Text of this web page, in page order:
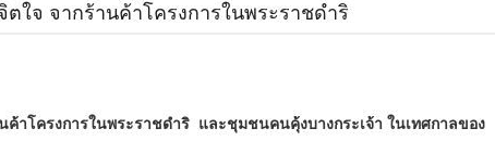
จ จากร้านค้าโครงการในพระราชดำริ
ค้าโครงการในพระราชดำริ และชุมชนคนคุ้งบางกระเจ้า ในเทศกาลของ